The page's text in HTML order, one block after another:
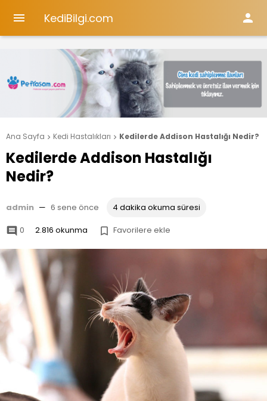
 KediBilgi.com 
Ana Sayfa  Kedi Hastalıkları  Kedilerde Addison Hastalığı Nedir?
Kedilerde Addison Hastalığı
Nedir?
admin — 6 sene önce 4 dakika okuma süresi
 0 2.816 okunma  Favorilere ekle